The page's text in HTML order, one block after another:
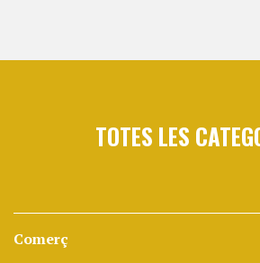
TOTES LES
Comerç